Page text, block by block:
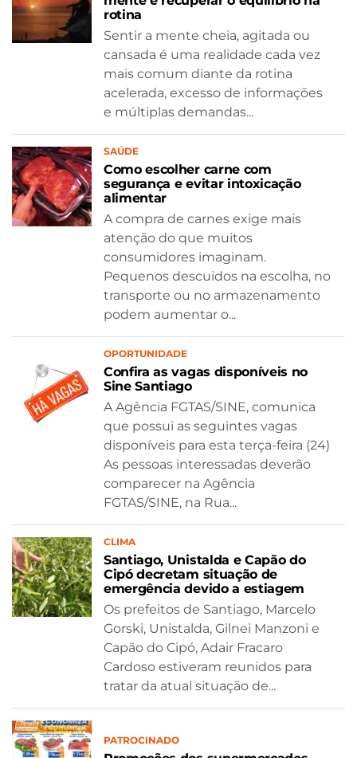
rotina
Sentir a mente cheia, agitada ou
cansada é uma realidade cada vez
mais comum diante da rotina
acelerada, excesso de informações
e múltiplas demandas...
SAÚDE
Como escolher carne com
segurança e evitar intoxicação
alimentar
A compra de carnes exige mais
atenção do que muitos
consumidores imaginam.
Pequenos descuidos na escolha, no
transporte ou no armazenamento
podem aumentar o...
OPORTUNIDADE
Confira as vagas disponíveis no
Sine Santiago
A Agência FGTAS/SINE, comunica
que possui as seguintes vagas
disponíveis para esta terça-feira (24)
As pessoas interessadas deverão
comparecer na Agência
FGTAS/SINE, na Rua...
CLIMA
Santiago, Unistalda e Capão do
Cipó decretam situação de
emergência devido a estiagem
Os prefeitos de Santiago, Marcelo
Gorski, Unistalda, Gilnei Manzoni e
Capão do Cipó, Adair Fracaro
Cardoso estiveram reunidos para
tratar da atual situação de...
PATROCINADO